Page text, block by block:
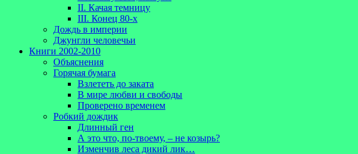
II. Качая темницу
III. Конец 80-х
Дождь в империи
Джунгли человечьи
Книги 2002-2010
Объяснения
Горячая бумага
Взлететь до заката
В мире любви и свободы
Проверено временем
Робкий дождик
Длинный ген
А это что, по-твоему, – не козырь?
Изменчив леса дикий лик…